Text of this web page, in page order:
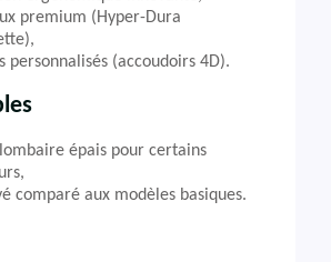
premium (Hyper-Dura
personnalisés (accoudoirs 4D).
épais pour certains
comparé aux modèles basiques.